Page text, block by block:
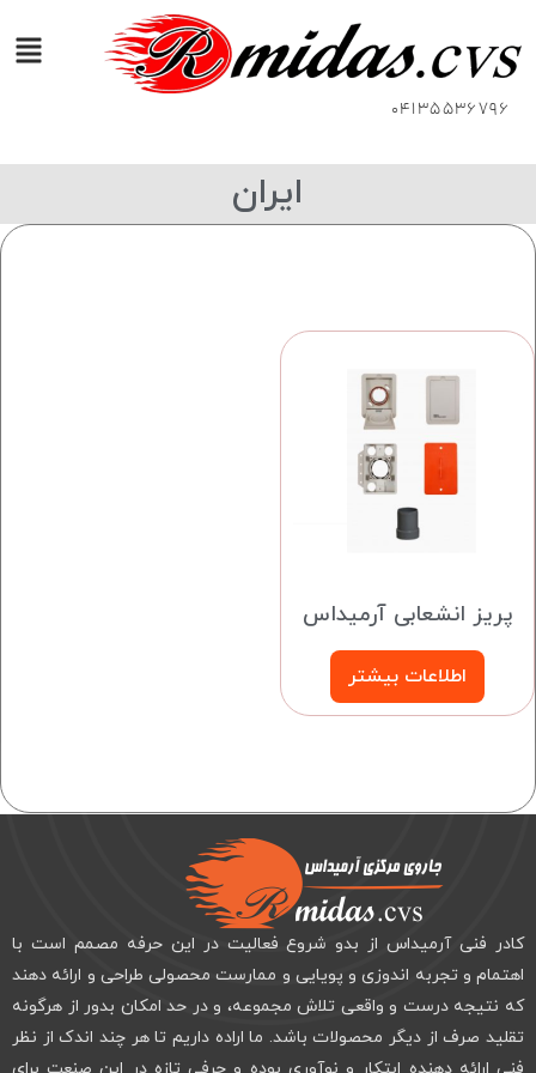
04135536796
ایران
پریز انشعابی آرمیداس
اطلاعات بیشتر
کادر فنی آرمیداس از بدو شروع فعالیت در این حرفه مصمم است با
اهتمام و تجربه اندوزی و پویایی و ممارست محصولی طراحی و ارائه دهند
که نتیجه درست و واقعی تلاش مجموعه، و در حد امکان بدور از هرگونه
تقلید صرف از دیگر محصولات باشد. ما اراده داریم تا هر چند اندک از نظر